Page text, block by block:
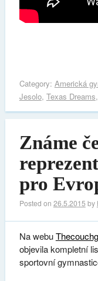
Category: Americká
Jesolo, Texas Dreams,
Známe
pro
Posted on 26.5.2015 by
Na webu
objevila kompletní
sportovní